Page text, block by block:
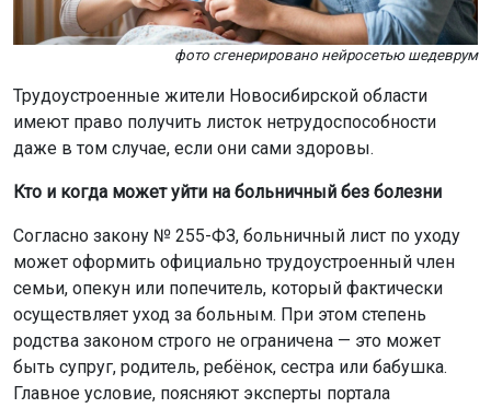
фото сгенерировано нейросетью шедеврум
Трудоустроенные жители Новосибирской области
имеют право получить листок нетрудоспособности
даже в том случае, если они сами здоровы.
Кто и когда может уйти на больничный без болезни
Согласно закону № 255-ФЗ, больничный лист по уходу
может оформить официально трудоустроенный член
семьи, опекун или попечитель, который фактически
осуществляет уход за больным. При этом степень
родства законом строго не ограничена — это может
быть супруг, родитель, ребёнок, сестра или бабушка.
Главное условие, поясняют эксперты портала